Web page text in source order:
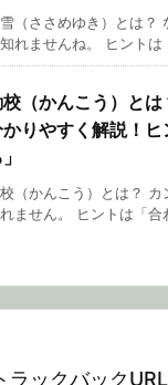
（ささめゆき）とは？
れませんね。 ヒントは
（かんこう）と
りやすく解説！
（かんこう）とは？ カ
ません。 ヒントは「合
ラックバックURL